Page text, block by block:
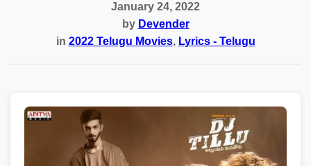
January 24, 2022
by Devender
in 2022 Telugu Movies, Lyrics - Telugu